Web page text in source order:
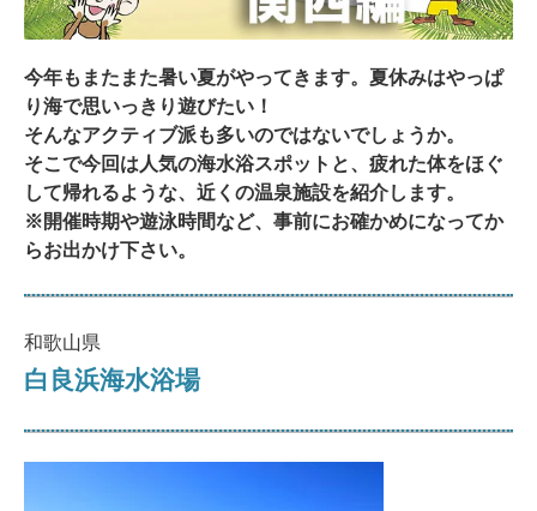
今年もまたまた暑い夏がやってきます。夏休みはやっぱ
り海で思いっきり遊びたい！
そんなアクティブ派も多いのではないでしょうか。
そこで今回は人気の海水浴スポットと、疲れた体をほぐ
して帰れるような、近くの温泉施設を紹介します。
※開催時期や遊泳時間など、事前にお確かめになってか
らお出かけ下さい。
和歌山県
白良浜海水浴場